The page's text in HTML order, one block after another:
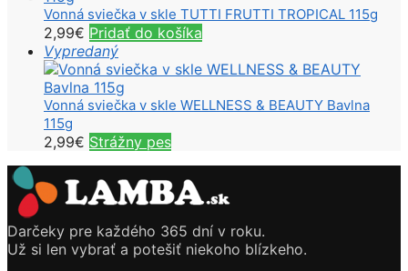
Vonná sviečka v skle TUTTI FRUTTI TROPICAL 115g
2,99€ Pridať do košíka
Vypredaný
Vonná sviečka v skle WELLNESS & BEAUTY Bavlna
115g
2,99€ Strážny pes
Darčeky pre každého 365 dní v roku.
Už si len vybrať a potešiť niekoho blízkeho.